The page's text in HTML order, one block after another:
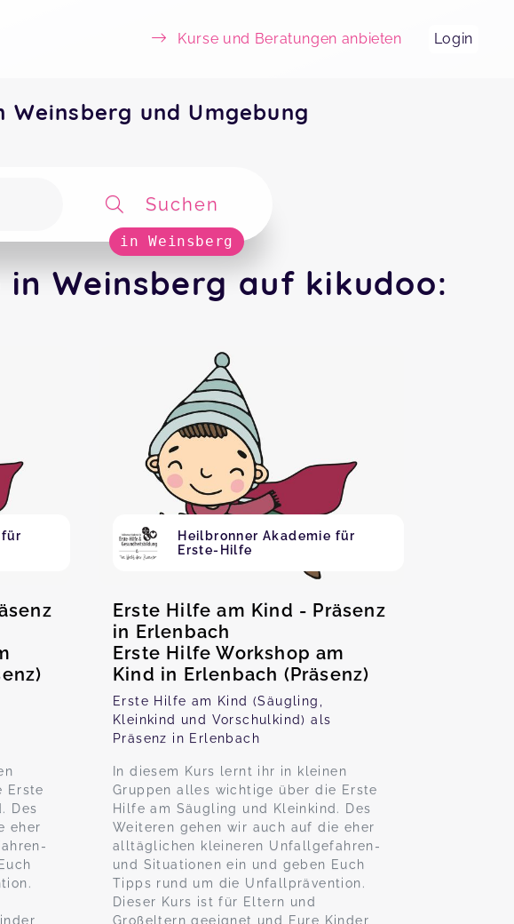
Kurse und Beratungen anbieten Login
und Umgebung
Suchen
in Weinsberg
Weinsberg auf kikudoo:
für
Erste
Des
eher
Heilbronner Akademie für
Erste-Hilfe
Erste Hilfe am Kind - Präsenz
in Erlenbach
Erste Hilfe Workshop am
Kind in Erlenbach (Präsenz)
Erste Hilfe am Kind (Säugling,
Kleinkind und Vorschulkind) als
Präsenz in Erlenbach
In diesem Kurs lernt ihr in kleinen
Gruppen alles wichtige über die Erste
Hilfe am Säugling und Kleinkind. Des
Weiteren gehen wir auch auf die eher
alltäglichen kleineren Unfallgefahren-
und Situationen ein und geben Euch
Tipps rund um die Unfallprävention.
Dieser Kurs ist für Eltern und
Großeltern geeignet und Eure Kinder